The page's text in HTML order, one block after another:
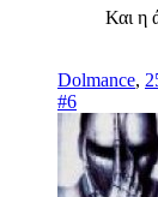
Και η
Dolmance,
#6